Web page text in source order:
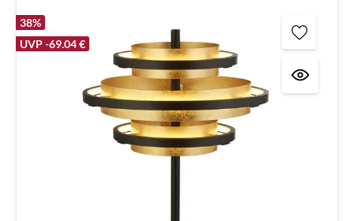
38%
UVP -69.04 €